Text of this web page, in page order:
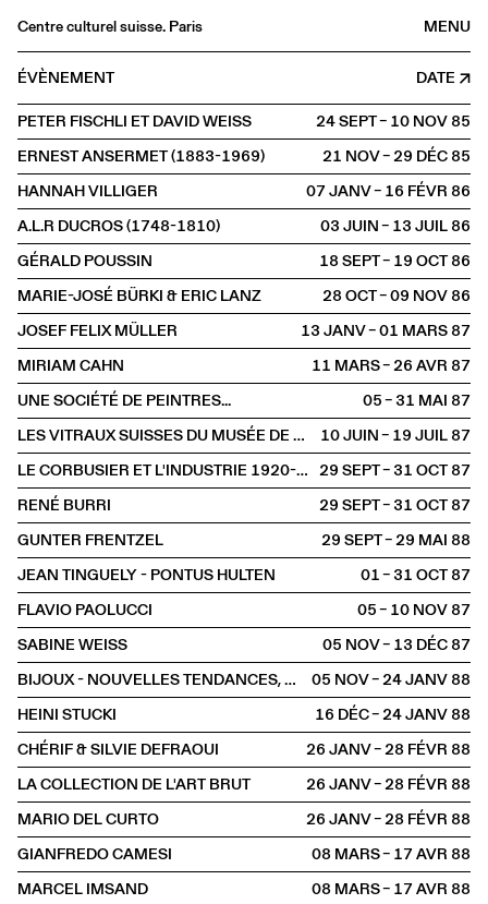
MENU
Centre culturel suisse. Paris
Agenda
Librairie
Buvette
Archives
Médiathèque
Éditions
Informations
FR/EN
EXPOSITION
ÉVÈNEMENT
DATE
PETER FISCHLI ET DAVID WEISS
24 SEPT – 10 NOV1985
ERNEST ANSERMET (1883-1969)
21 NOV – 29 DÉC1985
HANNAH VILLIGER
07 JANV – 16 FÉVR1986
A.L.R DUCROS (1748-1810)
03 JUIN – 13 JUIL1986
GÉRALD POUSSIN
18 SEPT – 19 OCT1986
MARIE-JOSÉ BÜRKI & ERIC LANZ
28 OCT – 09 NOV1986
JOSEF FELIX MÜLLER
13 JANV – 01 MARS1987
MIRIAM CAHN
11 MARS – 26 AVR1987
UNE SOCIÉTÉ DE PEINTRES...
05 – 31 MAI1987
LES VITRAUX SUISSES DU MUSÉE DE CLUNY
10 JUIN – 19 JUIL1987
LE CORBUSIER ET L'INDUSTRIE 1920-1925 29 SEPT – 31 OCT1987
RENÉ BURRI
29 SEPT – 31 OCT1987
GUNTER FRENTZEL
29 SEPT – 29 MAI1988
JEAN TINGUELY - PONTUS HULTEN
01 – 31 OCT1987
FLAVIO PAOLUCCI
05 – 10 NOV1987
SABINE WEISS
05 NOV – 13 DÉC1987
BIJOUX - NOUVELLES TENDANCES, NOUVEAUX MATÉRIAUX
05 NOV – 24 JANV1988
HEINI STUCKI
16 DÉC – 24 JANV1988
CHÉRIF & SILVIE DEFRAOUI
26 JANV – 28 FÉVR1988
LA COLLECTION DE L'ART BRUT
26 JANV – 28 FÉVR1988
MARIO DEL CURTO
26 JANV – 28 FÉVR1988
GIANFREDO CAMESI
08 MARS – 17 AVR1988
MARCEL IMSAND
08 MARS – 17 AVR1988